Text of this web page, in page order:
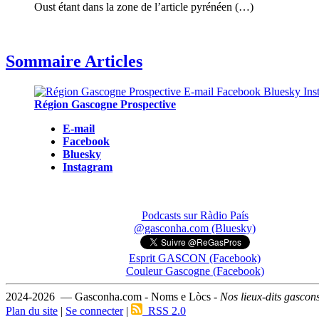
Oust étant dans la zone de l’article pyrénéen (…)
Sommaire Articles
Région Gascogne Prospective
E-mail
Facebook
Bluesky
Instagram
Podcasts sur Ràdio País
@gasconha.com (Bluesky)
Esprit GASCON (Facebook)
Couleur Gascogne (Facebook)
2024-2026 — Gasconha.com - Noms e Lòcs - Nos lieux-dits
Plan du site | Se connecter| RSS 2.0